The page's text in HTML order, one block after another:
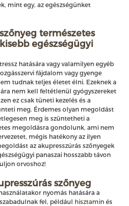
mint egy, az egészségünket
természetes
egészségügyi
hatására vagy valamilyen egyéb
fájdalom vagy gyenge
tudnak teljes életet élni. Ezeknek a
nem kell feltétlenül gyógyszereket
ez csak tüneti kezelés és a
meg. Érdemes olyan megoldást
meg is szüntetheti a
megoldásra gondolunk, ami nem
mégis hatékony az ilyen
az akupresszúrás szőnyegek
panaszai hosszabb távon
orvoshoz!
szőnyeg
nyomás hatására a
fel, például hisztamin és